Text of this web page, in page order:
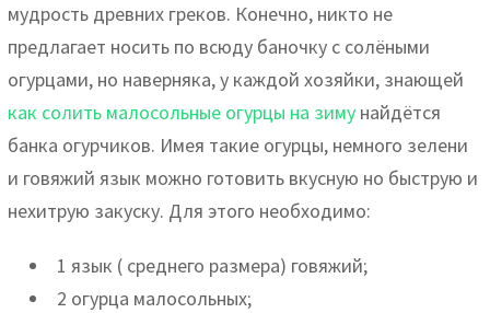
мудрость древних греков. Конечно, никто не
предлагает носить по всюду баночку с солёными
огурцами, но наверняка, у каждой хозяйки, знающей
как солить малосольные огурцы на зиму найдётся
банка огурчиков. Имея такие огурцы, немного зелени
и говяжий язык можно готовить вкусную но быструю и
нехитрую закуску. Для этого необходимо:
1 язык ( среднего размера) говяжий;
2 огурца малосольных;